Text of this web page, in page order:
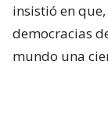
insistió en
democracias
mundo una